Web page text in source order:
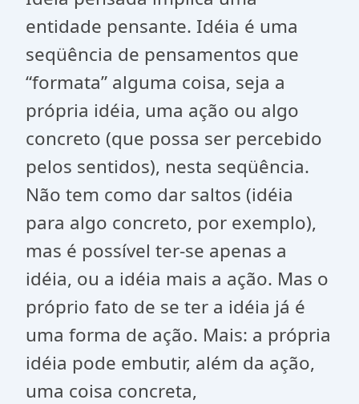
entidade pensante. Idéia é uma
seqüência de pensamentos que
“formata” alguma coisa, seja a
própria idéia, uma ação ou algo
concreto (que possa ser percebido
pelos sentidos), nesta seqüência.
Não tem como dar saltos (idéia
para algo concreto, por exemplo),
mas é possível ter-se apenas a
idéia, ou a idéia mais a ação. Mas o
próprio fato de se ter a idéia já é
uma forma de ação. Mais: a própria
idéia pode embutir, além da ação,
uma coisa concreta,